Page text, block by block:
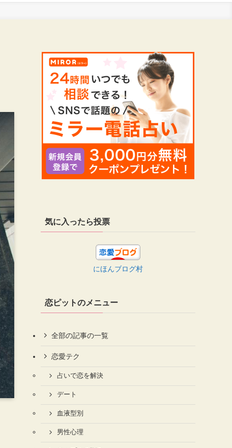
気に入ったら投票
にほんブログ村
恋ピットのメニュー
全部の記事の一覧
恋愛テク
占いで恋を解決
デート
血液型別
男性心理